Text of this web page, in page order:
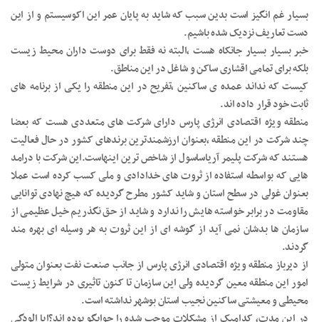
بسیار غم انگیز است بدین سبب که شاید به پایان عمر این اکوسیستم و از این
دست تعاریف نزدیک شده باشیم.
خبر بسیار بسیار جانکاه هست ،البته نه فقط برای دوست داران محیط زیست
بلکه برای تمامی اقشاری ساکن و شاغل در این مناطق.
کیست که نداند عمده ی ساکنین ،تفریح در این منطقه را یکی از برنامه های
ثابت خود قرار داده اند.
منطقه ویژه اقتصادی انرژی پارس دارای شرکت های متعددی هست که بعضا
چند شرکت در این منطقه ،بعنوان ارزشمندترین برندهای کشور در حال فعالیت
هستند که شرکت پلیمر آریاساسول از شاخص ترین اینهاست.این شرکت با درامد
هایی که بواسطه استفاده از ثروت های خدادادی و ملی کسب کرده است عملا
بعنوان غولی در سطح استان و شاید کشور مطرح گردیده که هیچ نهادی توانایی
مقاومت در برابر خواسته هایش را ندارد و شاید از حق نگذریم خیل عظیمی از
سازمان ها بدشان نمی آید از گوشه ای از این ثروت به هر وسیله ای بهره مند
گردند.
از دیرباز منطقه ویژه اقتصادی انرژی پارس از جانب صنعت نفت بعنوان متولی
امور این منطقه معین گردیده ولی این سازمان تا کنون تاثیری در شرایط زیست
محیطی و معیشتی ساکنین نجیب استان بوشهر نداشته است.